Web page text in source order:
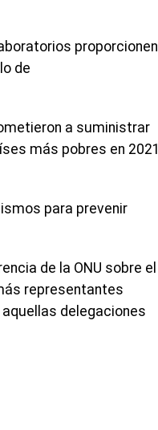
proporcionen
de
a suministrar
más pobres en 2021
para prevenir
de la ONU sobre el
representantes
delegaciones